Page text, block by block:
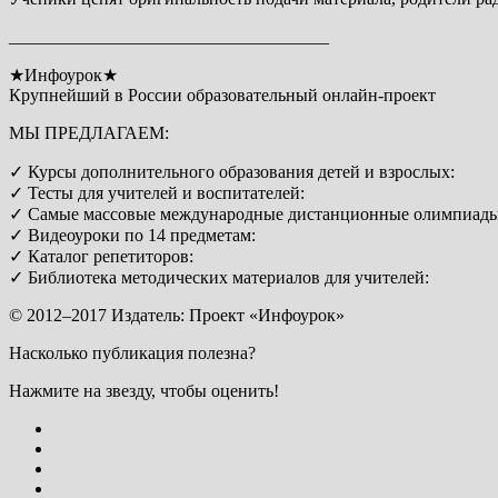
★Инфоурок★
Крупнейший в России образовательный онлайн-проект
МЫ ПРЕДЛАГАЕМ:
✓ Курсы дополнительного образования детей и взрослых:
✓ Тесты для учителей и воспитателей:
✓ Самые массовые международные дистанционные
✓ Видеоуроки по 14 предметам:
✓ Каталог репетиторов:
✓ Библиотека методических материалов для учителей:
© 2012–2017 Издатель: Проект «Инфоурок»
Насколько публикация полезна?
Нажмите на звезду, чтобы оценить!